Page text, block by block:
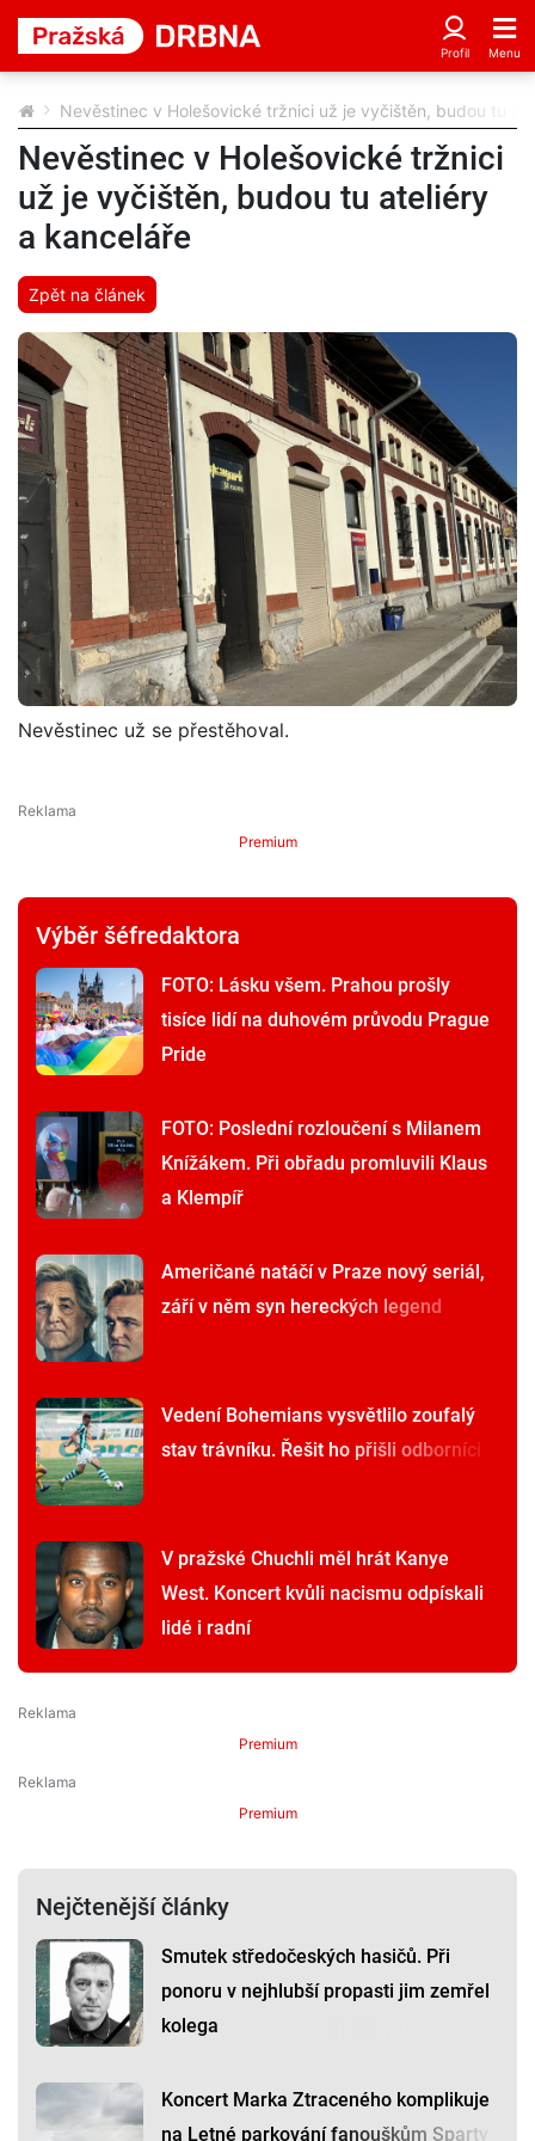
Nevěstinec v Holešovické tržnici už je vyčištěn, budou tu
Nevěstinec v Holešovické tržnici
už je vyčištěn, budou tu ateliéry
a kanceláře
Zpět na článek
Nevěstinec už se přestěhoval.
Premium
Výběr šéfredaktora
FOTO: Lásku všem. Prahou prošly
tisíce lidí na duhovém průvodu Prague
Pride
FOTO: Poslední rozloučení s Milanem
Knížákem. Při obřadu promluvili Klaus
a Klempíř
Američané natáčí v Praze nový seriál,
září v něm syn hereckých legend
Vedení Bohemians vysvětlilo zoufalý
stav trávníku. Řešit ho přišli odborníci
V pražské Chuchli měl hrát Kanye
West. Koncert kvůli nacismu odpískali
lidé i radní
Premium
Premium
Nejčtenější články
Smutek středočeských hasičů. Při
ponoru v nejhlubší propasti jim zemřel
kolega
Koncert Marka Ztraceného komplikuje
na Letné parkování fanouškům Sparty